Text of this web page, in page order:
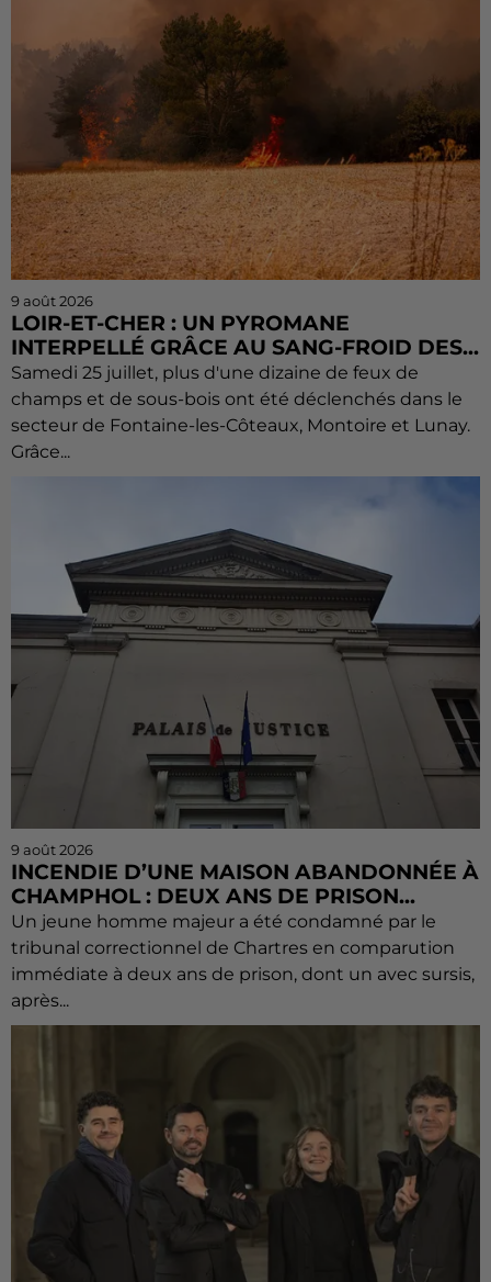
9 août 2026
LOIR-ET-CHER : UN PYROMANE
INTERPELLÉ GRÂCE AU SANG-FROID DES...
Samedi 25 juillet, plus d'une dizaine de feux de
champs et de sous-bois ont été déclenchés dans le
secteur de Fontaine-les-Côteaux, Montoire et Lunay.
Grâce...
9 août 2026
INCENDIE D’UNE MAISON ABANDONNÉE À
CHAMPHOL : DEUX ANS DE PRISON...
Un jeune homme majeur a été condamné par le
tribunal correctionnel de Chartres en comparution
immédiate à deux ans de prison, dont un avec sursis,
après...